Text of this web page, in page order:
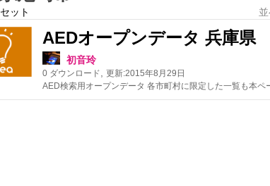
ット
AEDオープンデータ 兵庫県
初音玲
0 ダウンロード 更新:2015年8月29日